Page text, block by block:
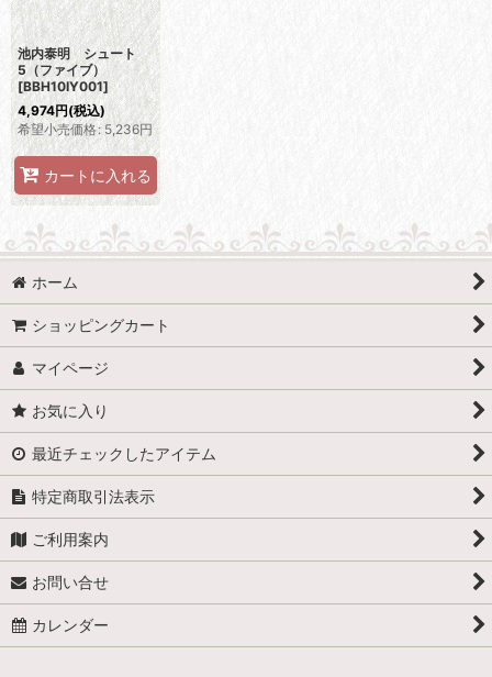
池内泰明 シュート
5（ファイブ）
[BBH10IY001]
4,974円(税込)
希望小売価格: 5,236円
カートに入れる
ホーム
ショッピングカート
マイページ
お気に入り
最近チェックしたアイテム
特定商取引法表示
ご利用案内
お問い合せ
カレンダー